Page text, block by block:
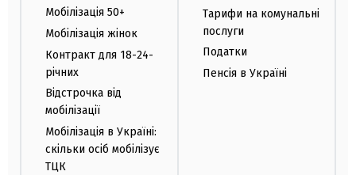
Мобілізація 50+
Мобілізація жінок
Контракт для 18-24-
річних
Відстрочка від
мобілізації
Мобілізація в Україні:
скільки осіб мобілізує
ТЦК
Тарифи на комунальні
послуги
Податки
Пенсія в Україні